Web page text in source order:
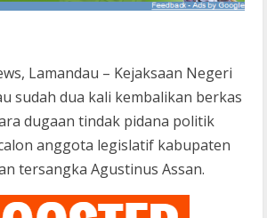
Lamandau – Kejaksaan Negeri
sudah dua kali kembalikan berkas
dugaan tindak pidana politik
anggota legislatif kabupaten
tersangka Agustinus Assan.